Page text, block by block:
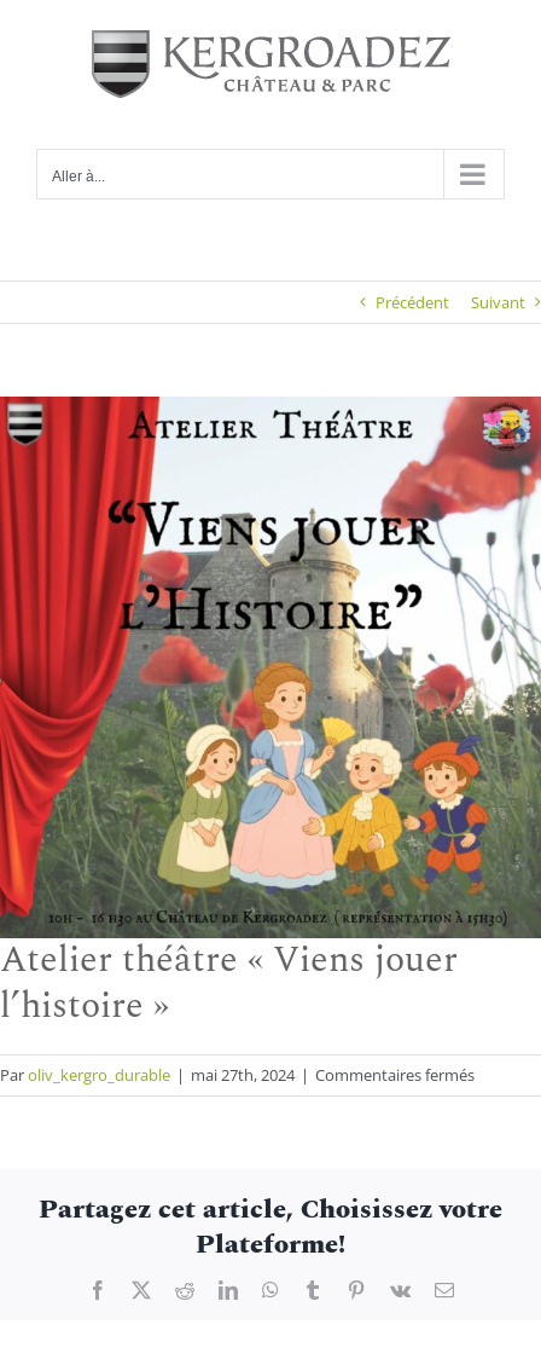
Aller à...
Précédent Suivant
Voir
l'image
Atelier théâtre « Viens jouer
l’histoire »
Paroliv_kergro_durable | mai 27th, 2024 | Commentaires ferméssur
Atelier
l’histoire
Partagez cet article, Choisissez votre
Plateforme!
Facebook
X RedditLinkedInWhatsApp
TumblrPinterest
Vk Email